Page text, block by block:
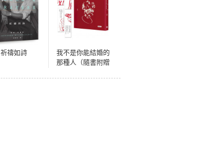
祈禱如詩
我不是你能結婚的
那種人（隨書附贈